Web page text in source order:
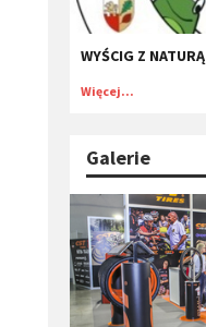
WYŚCIG Z NATURĄ
Więcej...
Galerie